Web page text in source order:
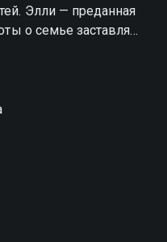
Элли — преданная
о семье заставляют
и незамеченной. Их
который приносит
вмешательство
Барнс и соседа
городок,